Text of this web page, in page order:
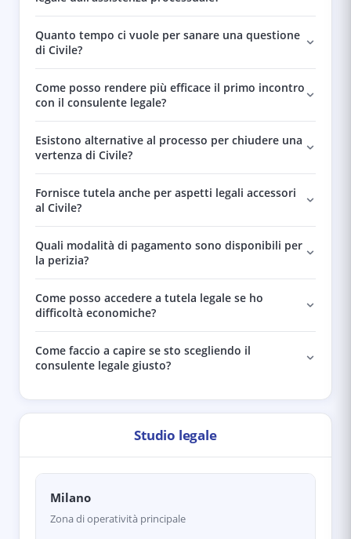
Quanto tempo ci vuole per sanare una questione
di Civile?
Come posso rendere più efficace il primo incontro
con il consulente legale?
Esistono alternative al processo per chiudere una
vertenza di Civile?
Fornisce tutela anche per aspetti legali accessori
al Civile?
Quali modalità di pagamento sono disponibili per
la perizia?
Come posso accedere a tutela legale se ho
difficoltà economiche?
Come faccio a capire se sto scegliendo il
consulente legale giusto?
Studio legale
Milano
Zona di operatività principale